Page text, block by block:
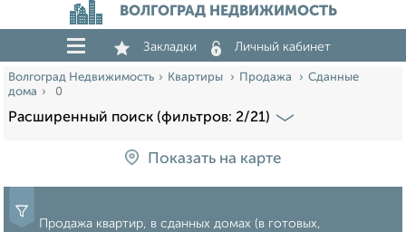
ВОЛГОГРАД НЕДВИЖИМОСТЬ
Закладки Личный кабинет
Волгоград Недвижимость Квартиры Продажа
Сданные
дома
0
Расширенный поиск (фильтров: 2/21)
Показать на карте
Продажа квартир, в сданных домах (в готовых,